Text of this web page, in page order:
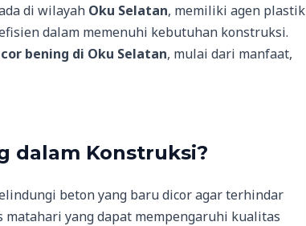
di wilayah Oku Selatan, memiliki agen plastik
dalam memenuhi kebutuhan konstruksi.
bening di Oku Selatan, mulai dari manfaat,
dalam Konstruksi?
beton yang baru dicor agar terhindar
yang dapat mempengaruhi kualitas